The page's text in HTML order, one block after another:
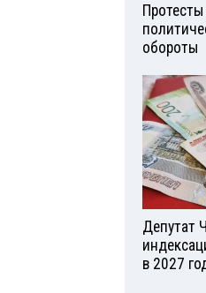
обороты
Депутат
в 2027